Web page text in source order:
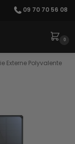
09 70 70 56 08
0
Externe Polyvalente